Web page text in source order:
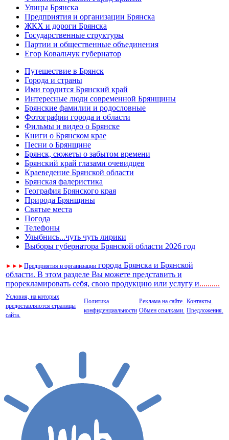
Улицы Брянска
Предприятия и организации Брянска
ЖКХ и дороги Брянска
Государственные структуры
Партии и общественные объединения
Егор Ковальчук губернатор
Путешествие в Брянск
Города и страны
Ими гордится Брянский край
Интересные люди современной Брянщины
Брянские фамилии и родословные
Фотографии города и области
Фильмы и видео о Брянске
Книги о Брянском крае
Песни о Брянщине
Брянск, сюжеты о забытом времени
Брянский край глазами очевидцев
Краеведение Брянской области
Брянская фалеристика
География Брянского края
Природа Брянщины
Святые места
Погода
Телефоны
Улыбнись...чуть чуть лирики
Выборы губернатора Брянской области 2026 год
► ► ►Предприятия и организации города Брянска и Брянской
области. В этом разделе Вы можете представить и
прорекламировать себя, свою продукцию или услугу и..........
Условия, на которых
предоставляются страницы
сайта.
Политика
конфиденциальности
Реклама на сайте.
Обмен ссылками.
Контакты.
Предложения.